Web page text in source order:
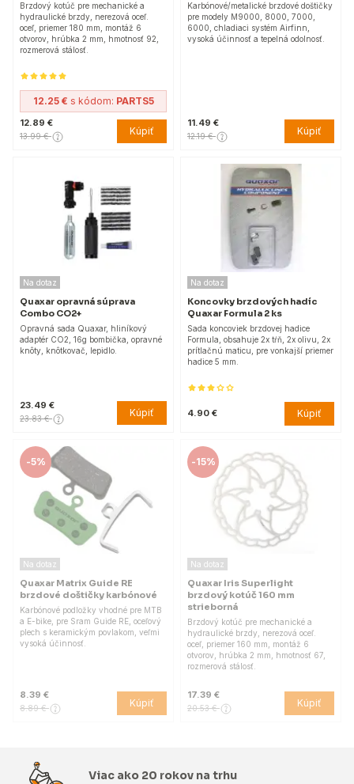
Brzdový kotúč pre mechanické a
hydraulické brzdy, nerezová oceľ.
oceľ, priemer 180 mm, montáž 6
otvorov, hrúbka 2 mm, hmotnosť 92,
rozmerová stálosť.
12.25 € s kódom: PARTS5
12.89 €
13.99 € Kúpiť
Karbónové/metalické brzdové doštičky
pre modely M9000, 8000, 7000,
6000, chladiaci systém Airfinn,
vysoká účinnosť a tepelná odolnosť.
11.49 €
12.19 € Kúpiť
Na dotaz
Quaxar opravná súprava
Combo CO2+
Opravná sada Quaxar, hliníkový
adaptér CO2, 16g bombička, opravné
knôty, knôtkovač, lepidlo.
23.49 €
23.83 € Kúpiť
Na dotaz
Koncovky brzdových hadíc
Quaxar Formula 2 ks
Sada koncoviek brzdovej hadice
Formula, obsahuje 2x tŕň, 2x olivu, 2x
prítlačnú maticu, pre vonkajší priemer
hadice 5 mm.
4.90 € Kúpiť
-5%
Na dotaz
Quaxar Matrix Guide RE
brzdové doštičky karbónové
Karbónové podložky vhodné pre MTB
a E-bike, pre Sram Guide RE, oceľový
plech s keramickým povlakom, veľmi
vysoká účinnosť.
8.39 €
8.89 € Kúpiť
-15%
Na dotaz
Quaxar Iris Superlight
brzdový kotúč 160 mm
strieborná
Brzdový kotúč pre mechanické a
hydraulické brzdy, nerezová oceľ.
oceľ, priemer 160 mm, montáž 6
otvorov, hrúbka 2 mm, hmotnosť 67,
rozmerová stálosť.
17.39 €
20.53 € Kúpiť
Viac ako 20 rokov na trhu